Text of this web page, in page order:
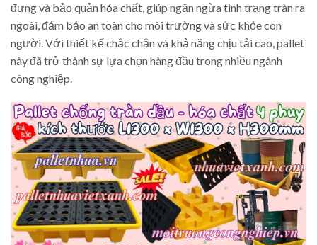
đựng và bảo quản hóa chất, giúp ngăn ngừa tình trạng tràn ra
ngoài, đảm bảo an toàn cho môi trường và sức khỏe con
người. Với thiết kế chắc chắn và khả năng chịu tải cao, pallet
này đã trở thành sự lựa chọn hàng đầu trong nhiều ngành
công nghiệp.